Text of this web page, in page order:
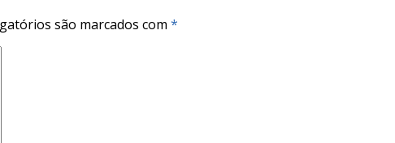
são marcados com *